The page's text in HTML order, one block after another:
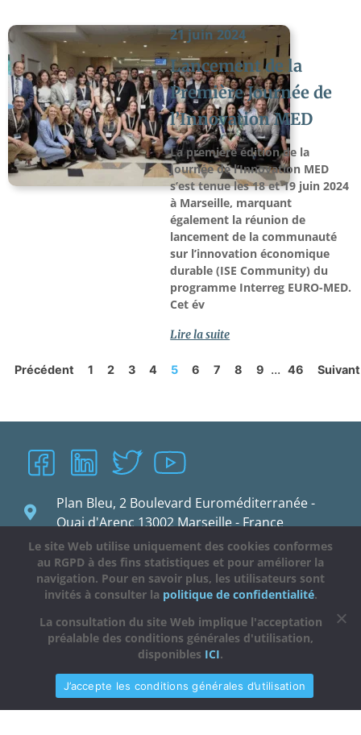
21 juin 2024
Lancement de la
Première Journée de
l’Innovation MED
La première édition de la
Journée de l’Innovation MED
s’est tenue les 18 et 19 juin 2024
à Marseille, marquant
également la réunion de
lancement de la communauté
sur l’innovation économique
durable (ISE Community) du
programme Interreg EURO-MED.
Cet év
Lire la suite
Précédent 1 2 3 4 5 6 7 8 9 ... 46 Suivant
Plan Bleu, 2 Boulevard Euroméditerranée -
Quai d'Arenc 13002 Marseille - France
planbleu@planbleu.org
Le site Web utilise uniquement des cookies conformes
au RGPD à des fins statistiques et pour améliorer la
navigation. Pour en savoir plus, les utilisateurs sont
invités à consulter la politique de confidentialité.
La consultation du site Web implique l'acceptation
préalable des conditions générales d'utilisation,
disponibles ICI.
J’accepte les conditions générales d’utilisation